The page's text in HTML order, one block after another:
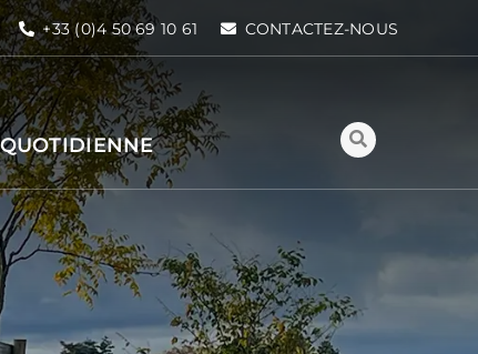
+33 (0)4 50 69 10 61 CONTACTEZ-NOUS